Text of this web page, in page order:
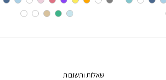
שאלות ותשובות